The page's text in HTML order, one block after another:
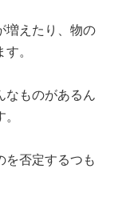
増えたり、物の
。
なものがあるん
を否定するつも